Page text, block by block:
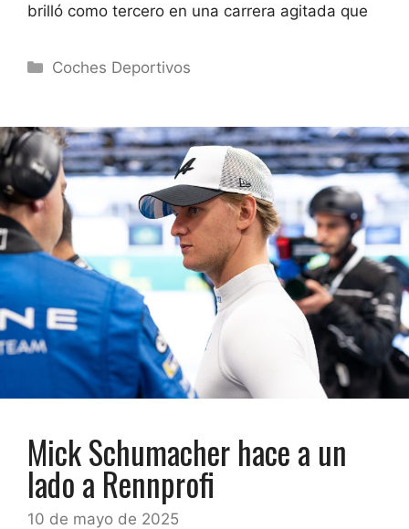
brilló como tercero en una carrera agitada que
Categorías
Coches Deportivos
Mick Schumacher hace a un
lado a Rennprofi
10 de mayo de 2025